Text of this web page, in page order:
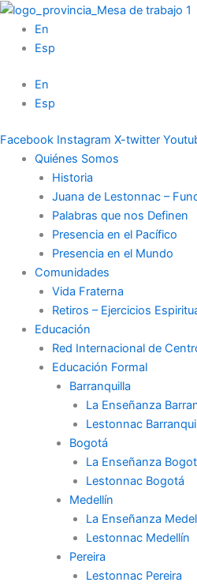
Ir
contenido
En
Esp
En
Esp
Facebook Instagram X-twitter
Quiénes Somos
Historia
Juana de Lestonnac –
Palabras que nos Definen
Presencia en el Pacífico
Presencia en el Mundo
Comunidades
Vida Fraterna
Retiros – Ejercicios
Educación
Red Internacional de
Educación Formal
Barranquilla
La Enseñanza
Lestonnac
Bogotá
La Enseñanza
Lestonnac Bogotá
Medellín
La Enseñanza
Lestonnac Medellín
Pereira
Lestonnac Pereira